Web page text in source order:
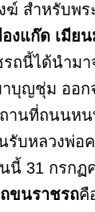
ฆ์ สำหรับพ
องแก๊ด เมีย
รถนี้ได้นำมา
าบุญชุ่ม ออก
านที่ถนนหน
รับหลวงพ่อ
นี้ 31 กรกฏ
ขนราชรถคื